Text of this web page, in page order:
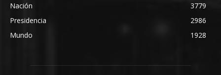
Nación
3779
Presidencia
2986
Mundo
1928